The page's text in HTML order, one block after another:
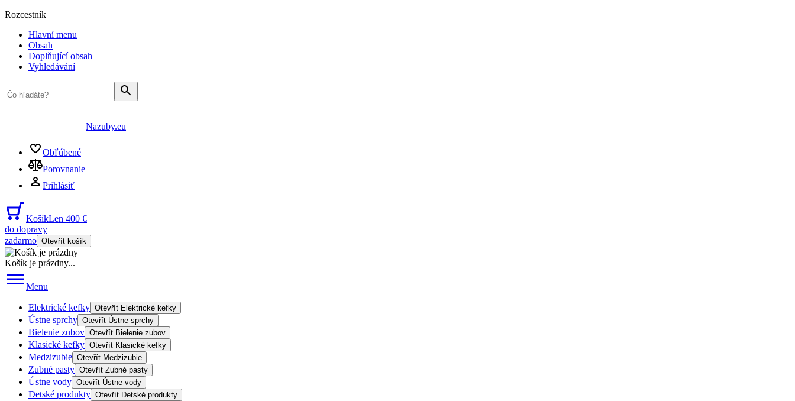
Rozcestník
Hlavní menu
Obsah
Doplňující obsah
Vyhledávání
Nazuby.eu
Obľúbené
Porovnanie
Prihlásiť
KošíkLen 400 €
do dopravy
zadarmo Otevřít košík
Košík je prázdny...
Menu
Elektrické kefky Otevřít Elektrické kefky
Ústne sprchy Otevřít Ústne sprchy
Bielenie zubov Otevřít Bielenie zubov
Klasické kefky Otevřít Klasické kefky
Medzizubie Otevřít Medzizubie
Zubné pasty Otevřít Zubné pasty
Ústne vody Otevřít Ústne vody
Detské produkty Otevřít Detské produkty